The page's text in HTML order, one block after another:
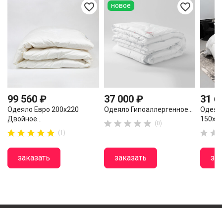
favorite_border
99 560 ₽
Одеяло Евро 200х220
Двойное...

 (1)
заказать
favorite_border
37 000 ₽
Одеяло Гипоаллергенное...
     (0)
заказать
новое
31
 